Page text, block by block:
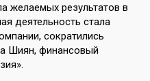
желаемых результатов в
деятельность стала
сократились
Шиян, финансовый